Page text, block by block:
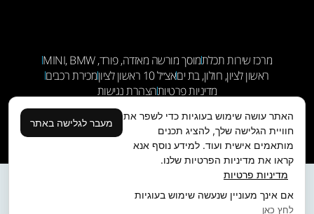
מרכז שירות תכלתמוסך מורשה מאזדה, פורד, MINI, BMW
ראשון לציון, חולון, בת יםאצ״ל 10 ראשון לציון
מכירת רכבים
מדיניות פרטיותהצהרת נגישות
שימו עוקב: עיצוב ובניה:עוגן דיגיטל
האתר עושה שימוש בעוגיות כדי לשפר את
חוויית הגלישה שלך, להציג תכנים
מותאמים אישית ועוד. למידע נוסף אנא
קראו את מדיניות הפרטיות שלנו.
מדיניות פרטיות
אם אינך מעוניין שנעשה שימוש בעוגיות
לחץ כאן
מעבר לגלישה באתר